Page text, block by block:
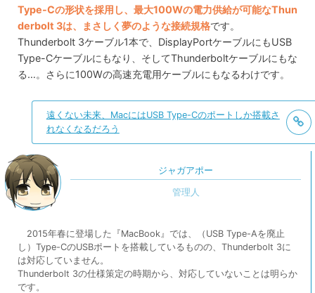
Type-Cの形状を採用し、最大100Wの電力供給が可能なThun
derbolt 3は、まさしく夢のような接続規格です。
Thunderbolt 3ケーブル1本で、DisplayPortケーブルにもUSB
Type-Cケーブルにもなり、そしてThunderboltケーブルにもな
る…。さらに100Wの高速充電用ケーブルにもなるわけです。
遠くない未来、MacにはUSB Type-Cのポートしか搭載さ
れなくなるだろう
ジャガアポー
2015年春に登場した『MacBook』では、（USB Type-Aを廃止
し）Type-CのUSBポートを搭載しているものの、Thunderbolt 3に
は対応していません。
Thunderbolt 3の仕様策定の時期から、対応していないことは明らか
です。